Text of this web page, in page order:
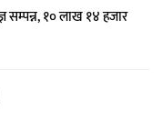
सम्पन्न, १० लाख १४ हजार